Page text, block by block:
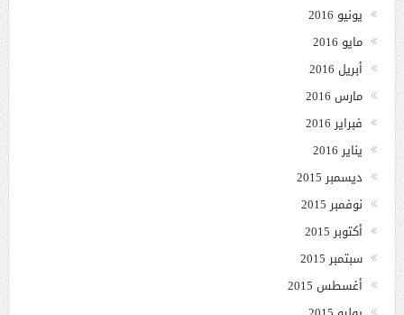
يونيو 2016
مايو 2016
أبريل 2016
مارس 2016
فبراير 2016
يناير 2016
ديسمبر 2015
نوفمبر 2015
أكتوبر 2015
سبتمبر 2015
أغسطس 2015